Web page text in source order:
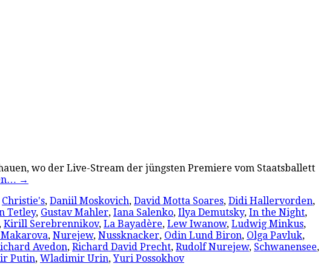
wo der Live-Stream der jüngsten Premiere vom Staatsballett
→
Christie's, Daniil Moskovich, David Motta Soares, Didi Hallervorden,
Tetley, Gustav Mahler, Iana Salenko, Ilya Demutsky, In the Night,
, Kirill Serebrennikov, La Bayadère, Lew Iwanow, Ludwig Minkus,
, Nurejew, Nussknacker, Odin Lund Biron, Olga Pavluk,
Avedon, Richard David Precht, Rudolf Nurejew, Schwanensee,
Putin, Wladimir Urin,Yuri Possokhov